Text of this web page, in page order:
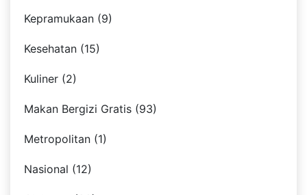
Kepramukaan (9)
Kesehatan (15)
Kuliner (2)
Makan Bergizi Gratis (93)
Metropolitan (1)
Nasional (12)